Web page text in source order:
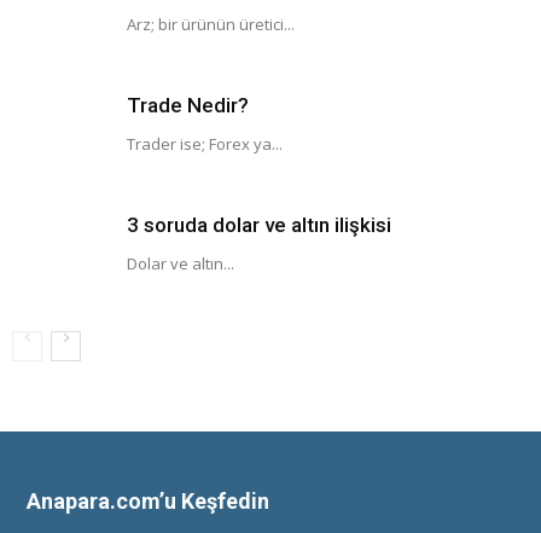
Arz; bir ürünün üretici...
Trade Nedir?
Trader ise; Forex ya...
3 soruda dolar ve altın ilişkisi
Dolar ve altın...
Anapara.com’u Keşfedin